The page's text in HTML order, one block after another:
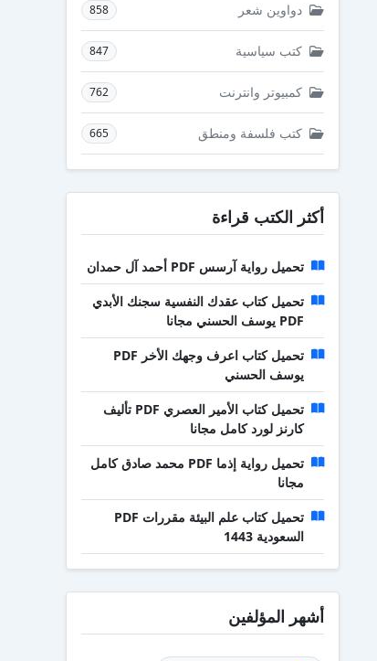
دواوين شعر 858
كتب سياسية 847
كمبيوتر وانترنت 762
كتب فلسفة ومنطق 665
أكثر الكتب قراءة
تحميل رواية آرسس PDF أحمد آل حمدان
تحميل كتاب عقدك النفسية سجنك الأبدي
PDF يوسف الحسني مجانا
تحميل كتاب اعرف وجهك الأخر PDF
يوسف الحسني
تحميل كتاب الأمير العصري PDF تأليف
كارنز لورد كامل مجانا
تحميل رواية إذما PDF محمد صادق كامل
مجانا
تحميل كتاب علم البيئة مقررات PDF
السعودية 1443
أشهر المؤلفين